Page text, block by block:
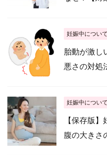
妊娠中について
胎動が激し
悪さの対処
妊娠中について
【保存版
腹の大きさ